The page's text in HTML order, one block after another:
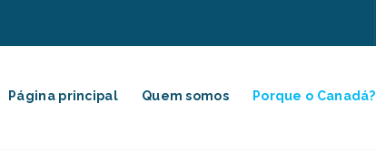
Página principal Quem somos Porque o Canadá?